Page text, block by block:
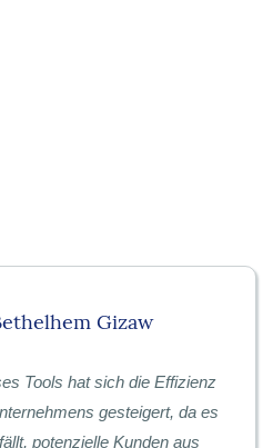
Gizaw
Tools hat sich die Effizienz
gesteigert, da es
potenzielle Kunden aus